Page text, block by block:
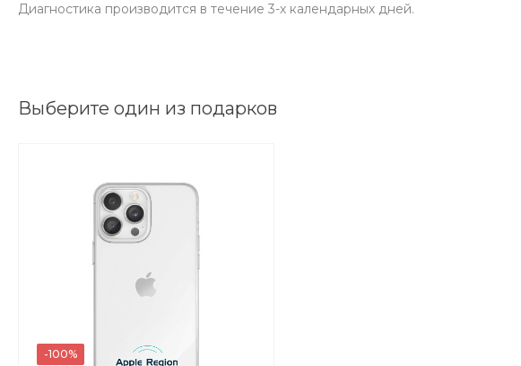
Диагностика производится в течение 3-х календарных дней.
Выберите один из подарков
-100%